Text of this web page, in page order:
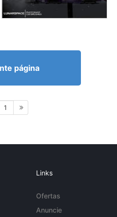
página
1
Links
Ofertas
Anuncie